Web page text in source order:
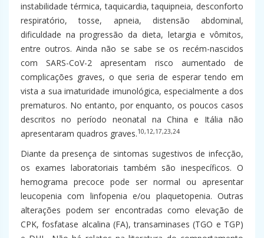
instabilidade térmica, taquicardia, taquipneia, desconforto
respiratório, tosse, apneia, distensão abdominal,
dificuldade na progressão da dieta, letargia e vômitos,
entre outros. Ainda não se sabe se os recém-nascidos
com SARS-CoV-2 apresentam risco aumentado de
complicações graves, o que seria de esperar tendo em
vista a sua imaturidade imunológica, especialmente a dos
prematuros. No entanto, por enquanto, os poucos casos
descritos no período neonatal na China e Itália não
apresentaram quadros graves.10,12,17,23,24
Diante da presença de sintomas sugestivos de infecção,
os exames laboratoriais também são inespecíficos. O
hemograma precoce pode ser normal ou apresentar
leucopenia com linfopenia e/ou plaquetopenia. Outras
alterações podem ser encontradas como elevação de
CPK, fosfatase alcalina (FA), transaminases (TGO e TGP)